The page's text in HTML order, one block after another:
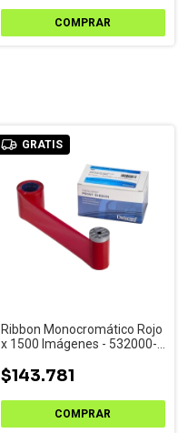
GRATIS
Ribbon Monocromático Rojo
x 1500 Imágenes - 532000-
$143.781